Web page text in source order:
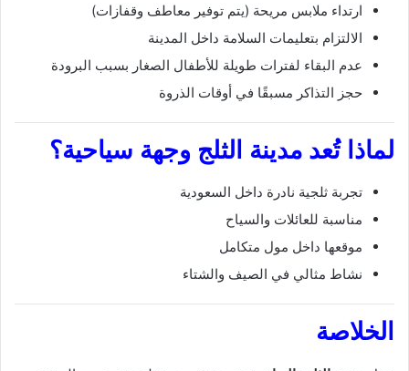
ارتداء ملابس مريحة (يتم توفير معاطف وقفازات)
الالتزام بتعليمات السلامة داخل المدينة
عدم البقاء لفترات طويلة للأطفال الصغار بسبب البرودة
حجز التذاكر مسبقًا في أوقات الذروة
لماذا تُعد مدينة الثلج وجهة سياحية؟
تجربة ثلجية نادرة داخل السعودية
مناسبة للعائلات والسياح
موقعها داخل مول متكامل
نشاط مثالي في الصيف والشتاء
الخلاصة